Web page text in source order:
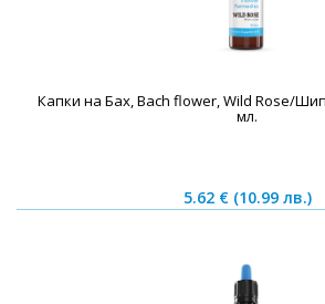
Капки на Бах, Bach flower, Wild Rose/
мл.
5.62 € (10.99 лв.)